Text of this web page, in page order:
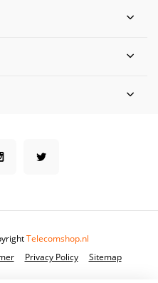
Privacy Policy Sitemap
Telecomshop.nl